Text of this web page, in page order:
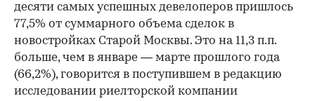
десяти самых успешных девелоперов пришлось
77,5% от суммарного объема сделок в
новостройках Старой Москвы. Это на 11,3 п.п.
больше, чем в январе — марте прошлого года
(66,2%), говорится в поступившем в редакцию
исследовании риелторской компании